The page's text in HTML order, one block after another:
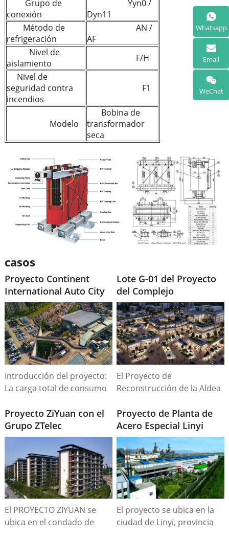
Grupo de
conexión
Yyn0 /
Dyn11
Método de
refrigeración
AN /
AF
Nivel de
aislamiento
F/H
Nivel de
seguridad contra
incendios
F1
Modelo
Bobina de
transformador
seca
casos
Proyecto Continent
International Auto City
Introducción del proyecto:
La carga total de consumo
17.100 kVA, con 6 conjuntos
de transformadores de
1.600 kVA y 6 conjuntos de
transformadores de 1.250
kVA.
Lote G-01 del Proyecto
del Complejo
DaJingJiang
El Proyecto de
Reconstrucción de la Aldea
centro de la ciudad, abarca
una superficie total de
260,03 mu y cuenta con 16
edificios residenciales.
Proyecto ZiYuan con el
Grupo ZTelec
El PROYECTO ZIYUAN se
ubica en el condado de
Proyecto de Planta de
Acero Especial Linyi
Sande
El proyecto se ubica en la
ciudad de Linyi, provincia
Whatsapp
Email
WeChat